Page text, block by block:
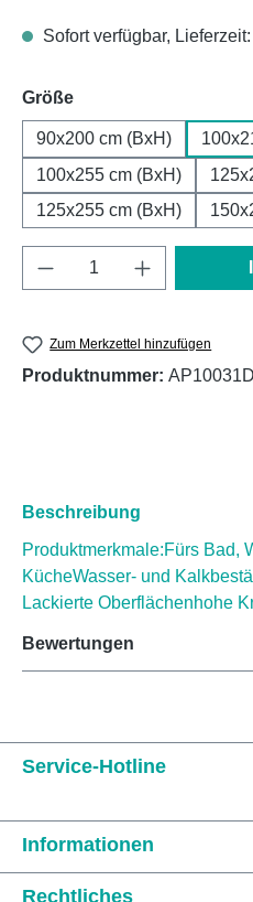
Sofort verfügbar,
Größeauswählen
90x200 cm (BxH)
100x255 cm (BxH)
125x255 cm (BxH)
Produkt Anzahl:
Zum Merkzettel hinzufügen
Produktnummer:
Beschreibung
Produktmerkmale:Fürs Bad,
KücheWasser- und
Lackierte Oberflächenhohe
Bewertungen
Service-Hotline
Informationen
Rechtliches